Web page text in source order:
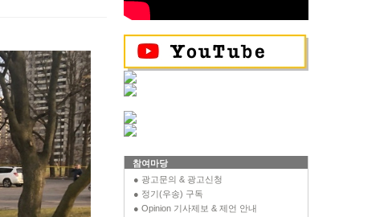
참여마당
● 광고문의 & 광고신청
● 정기(우송) 구독
● Opinion 기사제보 & 제언 안내